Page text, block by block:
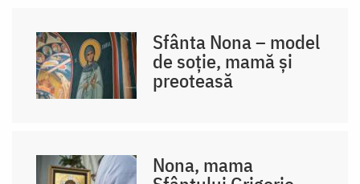
Sfânta Nona – model
de soție, mamă și
preoteasă
Nona, mama